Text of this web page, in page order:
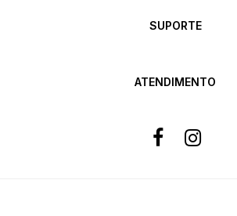
SUPORTE
ATENDIMENTO